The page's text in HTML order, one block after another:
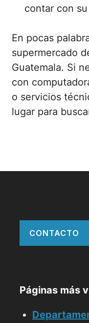
contar con
En pocas
supermercado
Guatemala. Si
con
o servicios
lugar para
CONTACTO
Páginas más